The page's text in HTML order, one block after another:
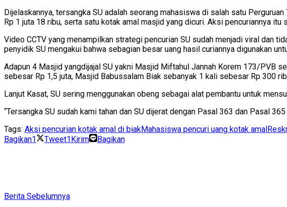
Dijelaskannya, tersangka SU adalah seorang mahasiswa di salah satu
Rp 1 juta 18 ribu, serta satu kotak amal masjid yang dicuri. Aksi pencuriannya
Video CCTV yang menampilkan strategi pencurian SU sudah menjadi viral dan
penyidik SU mengakui bahwa sebagian besar uang hasil curiannya digunakan
Adapun 4 Masjid yangdijajal SU yakni Masjid Miftahul Jannah Korem 173/PVB
sebesar Rp 1,5 juta, Masjid Babussalam Biak sebanyak 1 kali sebesar Rp 300
Lanjut Kasat, SU sering menggunakan obeng sebagai alat pembantu untuk
“Tersangka SU sudah kami tahan dan SU dijerat dengan Pasal 363 dan Pasal
Tags: Aksi pencurian kotak amal di biakMahasiswa pencuri uang kotak amal
Bagikan1 Tweet1Kirim Bagikan
Berita Sebelumnya